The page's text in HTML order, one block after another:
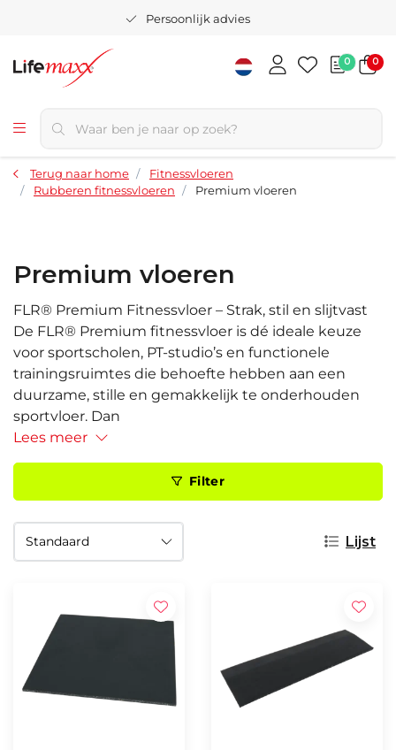
Persoonlijk advies
0 0
Terug naar home
Fitnessvloeren
Rubberen fitnessvloeren
Premium vloeren
Premium vloeren
FLR® Premium Fitnessvloer – Strak, stil en slijtvast
De FLR® Premium fitnessvloer is dé ideale keuze
voor sportscholen, PT-studio’s en functionele
trainingsruimtes die behoefte hebben aan een
duurzame, stille en gemakkelijk te onderhouden
sportvloer. Dan
Lees meer
Filter
Lijst